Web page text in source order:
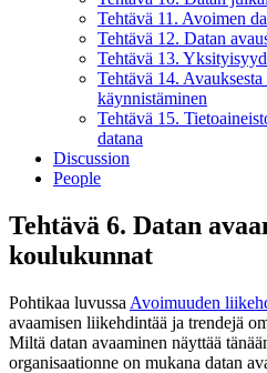
Tehtävä 11. Avoimen
Tehtävä 12. Datan
Tehtävä 13.
Tehtävä 14.
käynnistäminen
Tehtävä 15.
datana
Discussion
People
Tehtävä 6. Datan
koulukunnat
Pohtikaa luvussa Avoimuuden
avaamisen liikehdintää ja trendejä
Miltä datan avaaminen näyttää
organisaationne on mukana datan